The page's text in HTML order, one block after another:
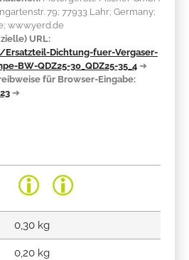
79; 77933 Lahr; Germany;
www.yerd.de
URL:
Dichtung-fuer-Vergaser-
BW-QDZ25-30_QDZ25-35_4 ➔
für Browser-Eingabe:
➔
0,30 kg
0,20 kg